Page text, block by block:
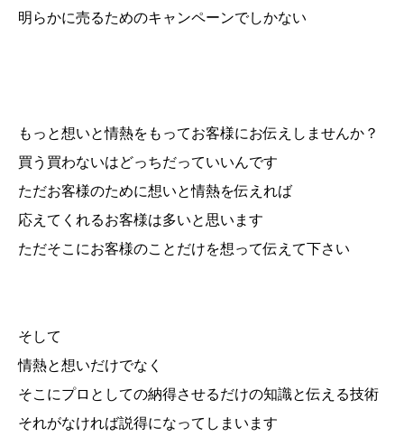
明らかに売るためのキャンペーンでしかない
もっと想いと情熱をもってお客様にお伝えしませんか？
買う買わないはどっちだっていいんです
ただお客様のために想いと情熱を伝えれば
応えてくれるお客様は多いと思います
ただそこにお客様のことだけを想って伝えて下さい
そして
情熱と想いだけでなく
そこにプロとしての納得させるだけの知識と伝える技術
それがなければ説得になってしまいます